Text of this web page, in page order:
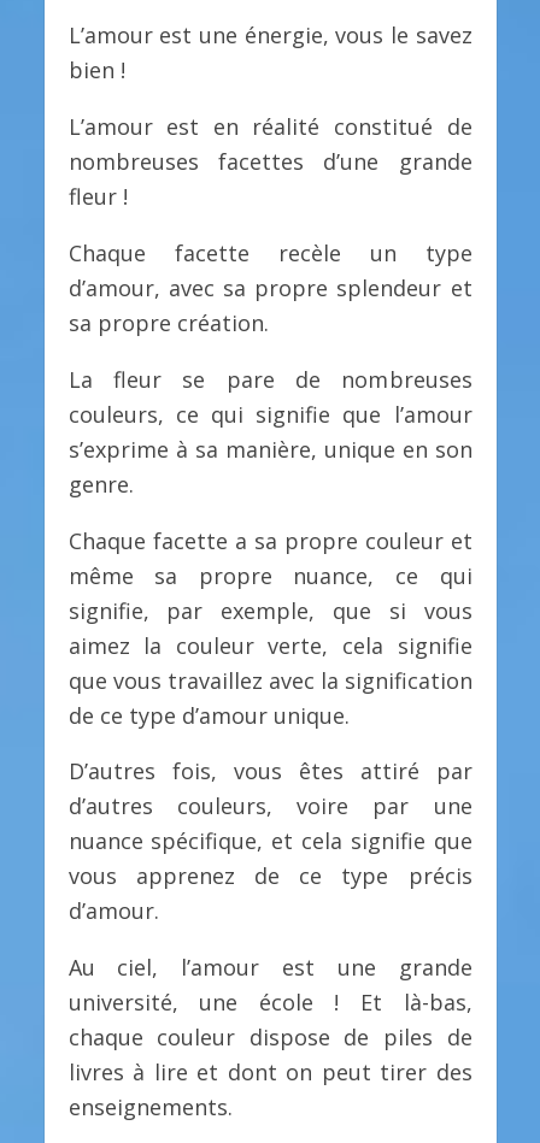
L’amour est une énergie, vous le savez
bien !
L’amour est en réalité constitué de
nombreuses facettes d’une grande
fleur !
Chaque facette recèle un type
d’amour, avec sa propre splendeur et
sa propre création.
La fleur se pare de nombreuses
couleurs, ce qui signifie que l’amour
s’exprime à sa manière, unique en son
genre.
Chaque facette a sa propre couleur et
même sa propre nuance, ce qui
signifie, par exemple, que si vous
aimez la couleur verte, cela signifie
que vous travaillez avec la signification
de ce type d’amour unique.
D’autres fois, vous êtes attiré par
d’autres couleurs, voire par une
nuance spécifique, et cela signifie que
vous apprenez de ce type précis
d’amour.
Au ciel, l’amour est une grande
université, une école ! Et là-bas,
chaque couleur dispose de piles de
livres à lire et dont on peut tirer des
enseignements.